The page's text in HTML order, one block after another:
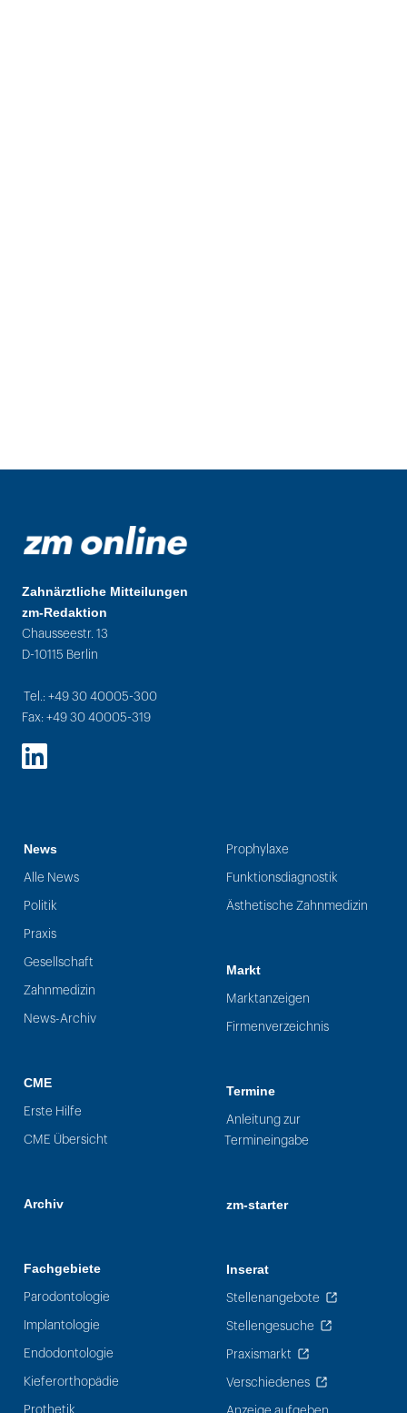
Zahnärztliche Mitteilungen
zm-Redaktion
Chausseestr. 13
D-10115 Berlin
Tel.: +49 30 40005-300
Fax: +49 30 40005-319
LinkedIn
News
Alle News
Politik
Praxis
Gesellschaft
Zahnmedizin
News-Archiv
CME
Erste Hilfe
CME Übersicht
Archiv
Fachgebiete
Parodontologie
Implantologie
Endodontologie
Kieferorthopädie
Prothetik
Prophylaxe
Funktionsdiagnostik
Ästhetische Zahnmedizin
Markt
Marktanzeigen
Firmenverzeichnis
Termine
Anleitung zur
Termineingabe
zm-starter
Inserat
Stellenangebote
Stellengesuche
Praxismarkt
Verschiedenes